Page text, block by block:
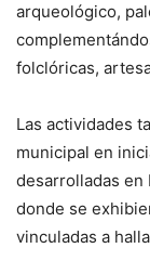
arqueológico,
folclóricas,
Las actividades
municipal en
desarrolladas en
donde se
vinculadas a